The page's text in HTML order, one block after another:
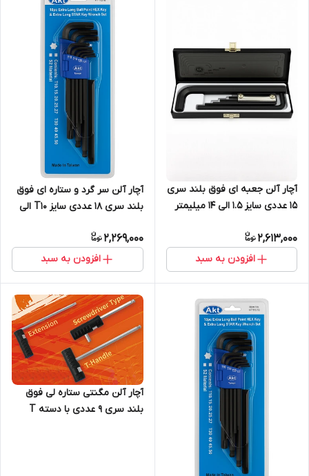
آچار آلن جعبه ای فوق بلند سری
15 عددی سایز 1.5 الی 14 میلیمتر
2,613,000
افزودن به سبد
آچار آلن سر گرد و ستاره ای فوق
بلند سری 18 عددی سایز T10 الی
2,269,000
افزودن به سبد
آچار آلن مگنتی ستاره لی فوق
بلند سری 9 عددی با دسته T